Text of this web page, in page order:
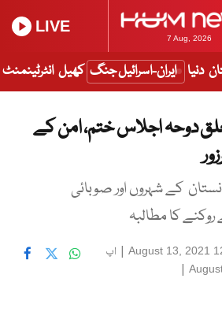
7 Aug, 2026
LIVE
دنیا ایران-اسرائیل جنگ کھیل انٹرٹینمنٹ
دوحہ اجلاس ختم، امن کے
کے شہروں اور صوبائی
کا مطالبہ
August 13, 2021
| اپ
|